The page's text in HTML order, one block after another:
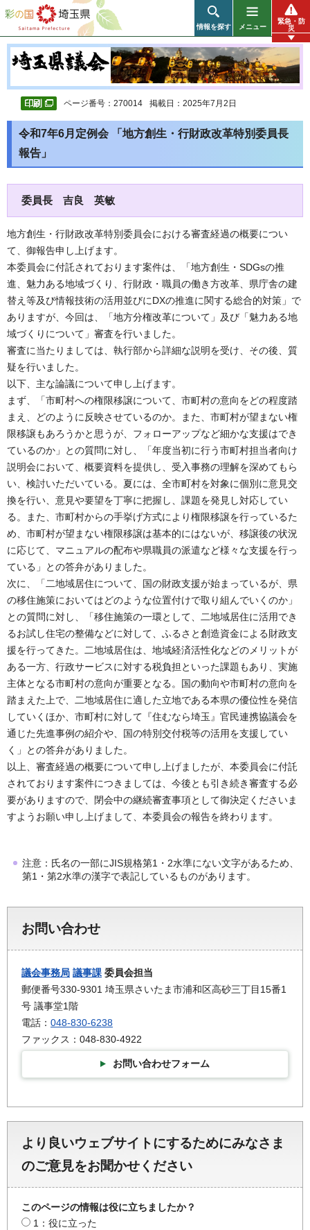
彩の国 埼玉県
情報を探す メニュー
緊急・防
災
ページ番号：270014 掲載日：2025年7月2日
令和7年6月定例会 「地方創生・行財政改革特別委員長
報告」
委員長 吉良 英敏
地方創生・行財政改革特別委員会における審査経過の概要につい
て、御報告申し上げます。
本委員会に付託されております案件は、「地方創生・SDGsの推
進、魅力ある地域づくり、行財政・職員の働き方改革、県庁舎の建
替え等及び情報技術の活用並びにDXの推進に関する総合的対策」で
ありますが、今回は、「地方分権改革について」及び「魅力ある地
域づくりについて」審査を行いました。
審査に当たりましては、執行部から詳細な説明を受け、その後、質
疑を行いました。
以下、主な論議について申し上げます。
まず、「市町村への権限移譲について、市町村の意向をどの程度踏
まえ、どのように反映させているのか。また、市町村が望まない権
限移譲もあろうかと思うが、フォローアップなど細かな支援はでき
ているのか」との質問に対し、「年度当初に行う市町村担当者向け
説明会において、概要資料を提供し、受入事務の理解を深めてもら
い、検討いただいている。夏には、全市町村を対象に個別に意見交
換を行い、意見や要望を丁寧に把握し、課題を発見し対応してい
る。また、市町村からの手挙げ方式により権限移譲を行っているた
め、市町村が望まない権限移譲は基本的にはないが、移譲後の状況
に応じて、マニュアルの配布や県職員の派遣など様々な支援を行っ
ている」との答弁がありました。
次に、「二地域居住について、国の財政支援が始まっているが、県
の移住施策においてはどのような位置付けで取り組んでいくのか」
との質問に対し、「移住施策の一環として、二地域居住に活用でき
るお試し住宅の整備などに対して、ふるさと創造資金による財政支
援を行ってきた。二地域居住は、地域経済活性化などのメリットが
ある一方、行政サービスに対する税負担といった課題もあり、実施
主体となる市町村の意向が重要となる。国の動向や市町村の意向を
踏まえた上で、二地域居住に適した立地である本県の優位性を発信
していくほか、市町村に対して『住むなら埼玉』官民連携協議会を
通じた先進事例の紹介や、国の特別交付税等の活用を支援してい
く」との答弁がありました。
以上、審査経過の概要について申し上げましたが、本委員会に付託
されております案件につきましては、今後とも引き続き審査する必
要がありますので、閉会中の継続審査事項として御決定くださいま
すようお願い申し上げまして、本委員会の報告を終わります。
注意：氏名の一部にJIS規格第1・2水準にない文字があるため、
第1・第2水準の漢字で表記しているものがあります。
お問い合わせ
議会事務局 議事課 委員会担当
郵便番号330-9301 埼玉県さいたま市浦和区高砂三丁目15番1
号 議事堂1階
電話： 048-830-6238
ファックス：048-830-4922
お問い合わせフォーム
より良いウェブサイトにするためにみなさま
のご意見をお聞かせください
このページの情報は役に立ちましたか？
1：役に立った